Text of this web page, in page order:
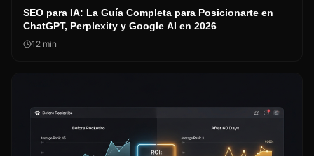
SEO para IA: La Guía Completa para Posicionarte en
ChatGPT, Perplexity y Google AI en 2026
12 min